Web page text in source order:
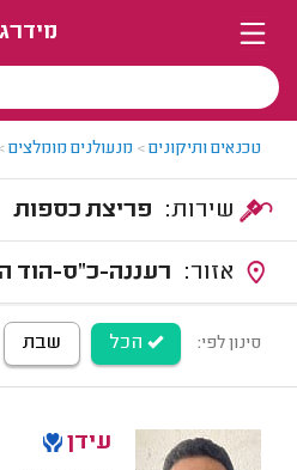
מידרג
טכנאים ותיקונים> מנעולנים מומלצים
פריצת כספות
רעננה-כ"ס-הוד
סינון לפי: הכל שבת
עידן